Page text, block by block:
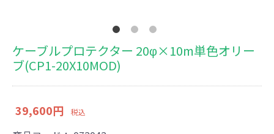
ケーブルプロテクター 20φ×10m単色オリー
ブ(CP1-20X10MOD)
39,600円 税込